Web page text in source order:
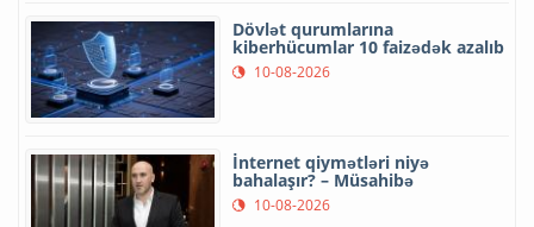
Dövlət qurumlarına
kiberhücumlar 10 faizədək azalıb
10-08-2026
İnternet qiymətləri niyə
bahalaşır? – Müsahibə
10-08-2026